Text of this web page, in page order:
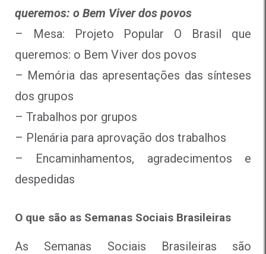
queremos: o Bem Viver dos povos
– Mesa: Projeto Popular O Brasil que
queremos: o Bem Viver dos povos
– Memória das apresentações das sínteses
dos grupos
– Trabalhos por grupos
– Plenária para aprovação dos trabalhos
– Encaminhamentos, agradecimentos e
despedidas
O que são as Semanas Sociais Brasileiras
As Semanas Sociais Brasileiras são